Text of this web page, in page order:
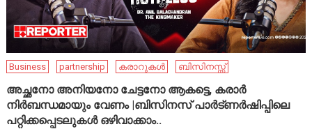
Business partnership കരാറുകൾ ബിസിനസ്സ്
അച്ഛനോ അനിയനോ ചേട്ടനോ ആകട്ടെ, കരാർ
നിർബന്ധമായും വേണം |ബിസിനസ് പാർട്ണർഷിപ്പിലെ
പറ്റിക്കപ്പെടലുകൾ ഒഴിവാക്കാം..